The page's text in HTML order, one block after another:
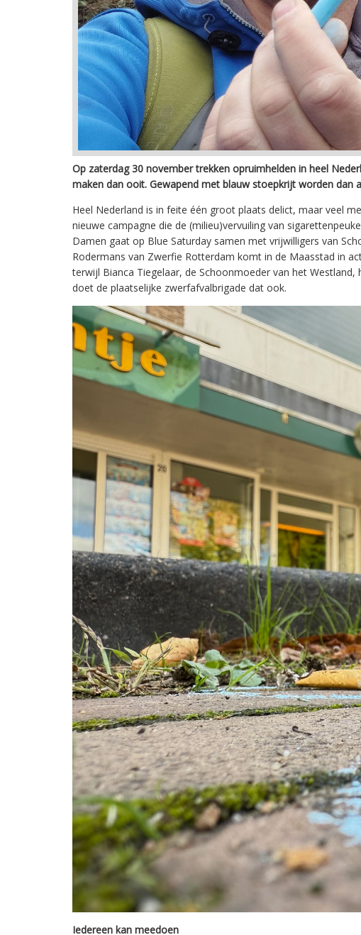
Op zaterdag 30 november trekken opruimhelden in heel
maken dan ooit. Gewapend met blauw stoepkrijt worden dan
Heel Nederland is in feite één groot plaats delict, maar veel
nieuwe campagne die de (milieu)vervuiling van
Damen gaat op Blue Saturday samen met vrijwilligers van
Rodermans van Zwerfie Rotterdam komt in de Maasstad in
terwijl Bianca Tiegelaar, de Schoonmoeder van het
doet de plaatselijke zwerfafvalbrigade dat ook.
Iedereen kan meedoen